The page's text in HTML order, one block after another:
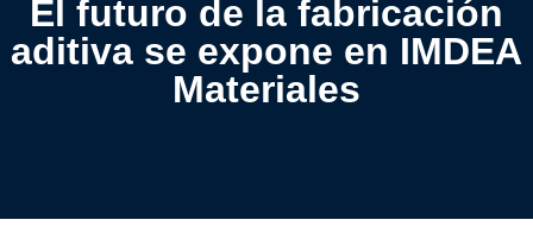
El futuro de la fabricación
aditiva se expone en IMDEA
Materiales